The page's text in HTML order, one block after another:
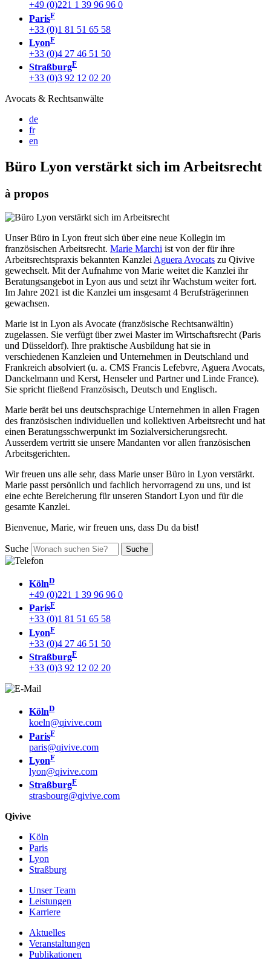
+49 (0)221 1 39 96 96 0
ParisF
+33 (0)1 81 51 65 58
LyonF
+33 (0)4 27 46 51 50
StraßburgF
+33 (0)3 92 12 02 20
Avocats & Rechtsanwälte
de
fr
en
Büro Lyon verstärkt sich im Arbeitsrecht
à propos
Unser Büro in Lyon freut sich über eine neue Kollegin im
französischen Arbeitsrecht. Marie Marchi ist von der für ihre
Arbeitsrechtspraxis bekannten Kanzlei Aguera Avocats zu Qivive
gewechselt. Mit der Aufnahme von Marie weitet die Kanzlei ihr
Beratungsangebot in Lyon aus und setzt ihr Wachstum weiter fort.
Im Jahre 2021 ist die Kanzlei um insgesamt 4 Berufsträgerinnen
gewachsen.
Marie ist in Lyon als Avocate (französische Rechtsanwältin)
zugelassen. Sie verfügt über zwei Master im Wirtschaftsrecht (Paris
und Düsseldorf). Ihre praktische Ausbildung hat sie in
verschiedenen Kanzleien und Unternehmen in Deutschland und
Frankreich absolviert (u. a. CMS Francis Lefebvre, Aguera Avocats,
Danckelmann und Kerst, Henseler und Partner und Linde France).
Sie spricht fließend Französisch, Deutsch und Englisch.
Marie berät bei uns deutschsprachige Unternehmen in allen Fragen
des französischen individuellen und kollektiven Arbeitsrecht und hat
einen Beratungsschwerpunkt im Sozialversicherungsrecht.
Ausserdem vertritt sie unsere Mandanten vor allen französischen
Arbeitsgerichten.
Wir freuen uns alle sehr, dass Marie unser Büro in Lyon verstärkt.
Marie passt persönlich und fachlich hervorragend zu uns, und ist
eine echte Bereicherung für unseren Standort Lyon und für die
gesamte Kanzlei.
Bienvenue, Marie, wir freuen uns, dass Du da bist!
Suche
KölnD
+49 (0)221 1 39 96 96 0
ParisF
+33 (0)1 81 51 65 58
LyonF
+33 (0)4 27 46 51 50
StraßburgF
+33 (0)3 92 12 02 20
KölnD
koeln@qivive.com
ParisF
paris@qivive.com
LyonF
lyon@qivive.com
StraßburgF
strasbourg@qivive.com
Qivive
Köln
Paris
Lyon
Straßburg
Unser Team
Leistungen
Karriere
Aktuelles
Veranstaltungen
Publikationen